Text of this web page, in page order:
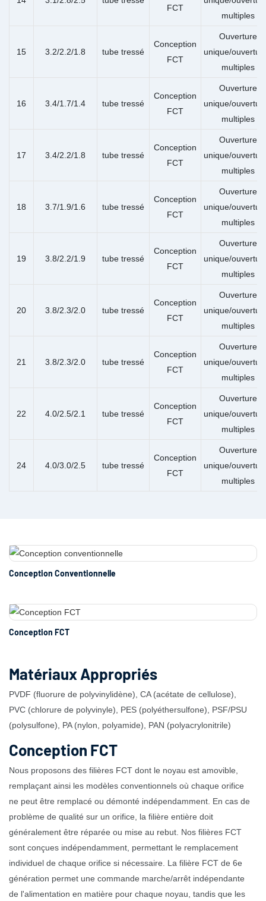
FCT
multiples
15 3.2/2.2/1.8 tube tressé
Conception
FCT
Ouverture
unique/
multiples
16 3.4/1.7/1.4 tube tressé
Conception
FCT
Ouverture
unique/
multiples
17 3.4/2.2/1.8 tube tressé
Conception
FCT
Ouverture
unique/
multiples
18 3.7/1.9/1.6 tube tressé
Conception
FCT
Ouverture
unique/
multiples
19 3.8/2.2/1.9 tube tressé
Conception
FCT
Ouverture
unique/
multiples
20 3.8/2.3/2.0 tube tressé
Conception
FCT
Ouverture
unique/
multiples
21 3.8/2.3/2.0 tube tressé
Conception
FCT
Ouverture
unique/
multiples
22 4.0/2.5/2.1 tube tressé
Conception
FCT
Ouverture
unique/
multiples
24 4.0/3.0/2.5 tube tressé
Conception
FCT
Ouverture
unique/
multiples
Matériaux Appropriés
PVDF (fluorure de polyvinylidène), CA (acétate de cellulose),
PVC (chlorure de polyvinyle), PES (polyéthersulfone), PSF/PSU
(polysulfone), PA (nylon, polyamide), PAN (polyacrylonitrile)
Conception FCT
Nous proposons des filières FCT dont le noyau est amovible,
remplaçant ainsi les modèles conventionnels où chaque orifice
ne peut être remplacé ou démonté indépendamment. En cas de
problème de qualité sur un orifice, la filière entière doit
généralement être réparée ou mise au rebut. Nos filières FCT
sont conçues indépendamment, permettant le remplacement
individuel de chaque orifice si nécessaire. La filière FCT de 6e
génération permet une commande marche/arrêt indépendante
de l'alimentation en matière pour chaque noyau, tandis que les
Conception Conventionnelle
Conception FCT